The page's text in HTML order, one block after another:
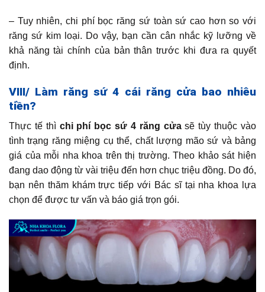
– Tuy nhiên, chi phí bọc răng sứ toàn sứ cao hơn so với
răng sứ kim loại. Do vậy, bạn cần cân nhắc kỹ lưỡng về
khả năng tài chính của bản thân trước khi đưa ra quyết
định.
VIII/ Làm răng sứ 4 cái răng cửa bao nhiêu
tiền?
Thực tế thì chi phí bọc sứ 4 răng cửasẽ tùy thuộc vào
tình trạng răng miệng cụ thể, chất lượng mão sứ và bảng
giá của mỗi nha khoa trên thị trường. Theo khảo sát hiện
đang dao động từ vài triệu đến hơn chục triệu đồng. Do đó,
bạn nên thăm khám trực tiếp với Bác sĩ tại nha khoa lựa
chọn để được tư vấn và báo giá trọn gói.